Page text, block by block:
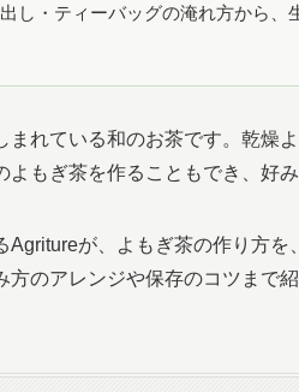
し・ティーバッグの淹れ方から、
れている和のお茶です。乾燥
もぎ茶を作ることもでき、好
が、よもぎ茶の作り方
のアレンジや保存のコツまで紹